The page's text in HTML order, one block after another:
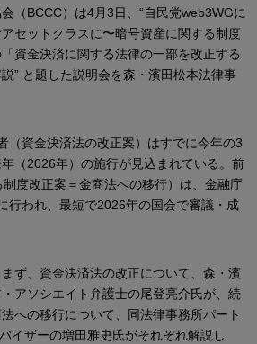
（BCCC）は4月3日、“自民党web3WGに
セットクラスに〜暗号資産に関する制度
資金決済に関する法律の一部を改正する
” と題した説明会を森・濱田松本法律事
（資金決済法の改正案）はすでに今年の3
（2026年）の施行が見込まれている。前
度改正案＝金商法への移行）は、金融庁
行われ、最短で2026年の国会で審議・成
ず、資金決済法の改正について、森・濱
アソシエイト弁護士の尾登亮介氏が、続
への移行について、同法律事務所パート
イザーの増田雅史氏がそれぞれ解説し